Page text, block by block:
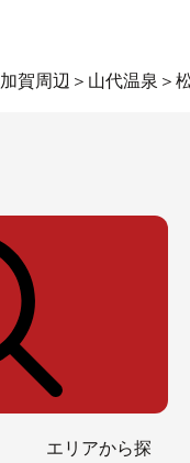
加賀周辺 ＞ 山代温泉 ＞
エリアから探